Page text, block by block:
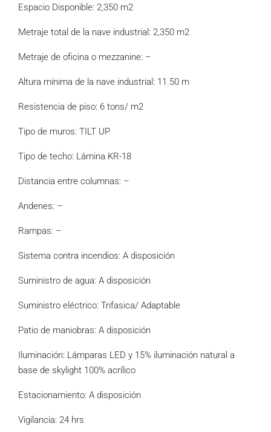
Espacio Disponible: 2,350 m2
Metraje total de la nave industrial: 2,350 m2
Metraje de oficina o mezzanine: –
Altura mínima de la nave industrial: 11.50 m
Resistencia de piso: 6 tons/ m2
Tipo de muros: TILT UP
Tipo de techo: Lámina KR-18
Distancia entre columnas: –
Andenes: –
Rampas: –
Sistema contra incendios: A disposición
Suministro de agua: A disposición
Suministro eléctrico: Trifasica/ Adaptable
Patio de maniobras: A disposición
Iluminación: Lámparas LED y 15% iluminación natural a
base de skylight 100% acrílico
Estacionamiento: A disposición
Vigilancia: 24 hrs